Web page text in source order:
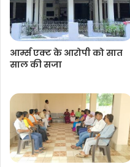
आर्म्स एक्ट के आरोपी को सात
साल की सजा